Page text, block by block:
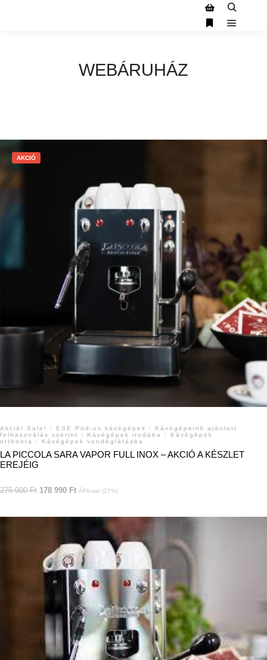
WEBÁRUHÁZ
AKCIÓ
Akció! Sale! / ESE Pod-os kávégépek /
Kávégépeink ajánlott
felhasználás szerint
/ Kávégépek irodába /
Kávégépek
otthonra
/ Kávégépek vendéglátásba
LA PICCOLA SARA VAPOR FULL INOX – AKCIÓ A KÉSZLET
EREJÉIG
275 000Ft 178 990 Ft ÁFA-val (27%)